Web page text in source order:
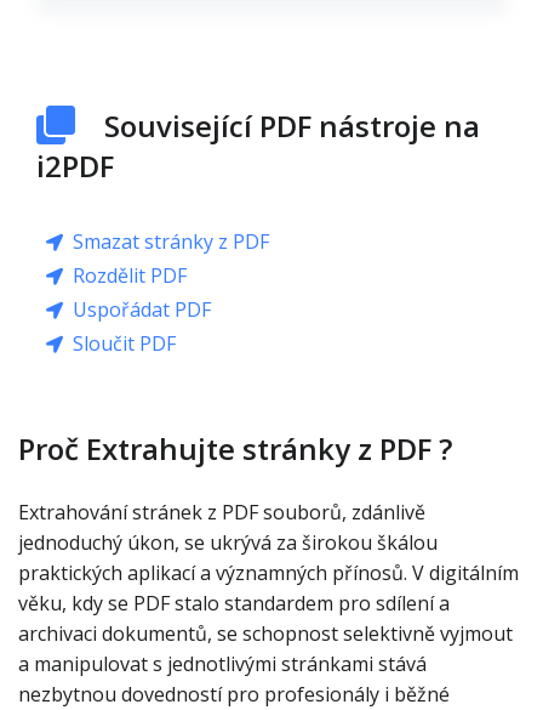
Související PDF nástroje na
i2PDF
Smazat stránky z PDF
Rozdělit PDF
Uspořádat PDF
Sloučit PDF
Proč Extrahujte stránky z PDF ?
Extrahování stránek z PDF souborů, zdánlivě
jednoduchý úkon, se ukrývá za širokou škálou
praktických aplikací a významných přínosů. V digitálním
věku, kdy se PDF stalo standardem pro sdílení a
archivaci dokumentů, se schopnost selektivně vyjmout
a manipulovat s jednotlivými stránkami stává
nezbytnou dovedností pro profesionály i běžné